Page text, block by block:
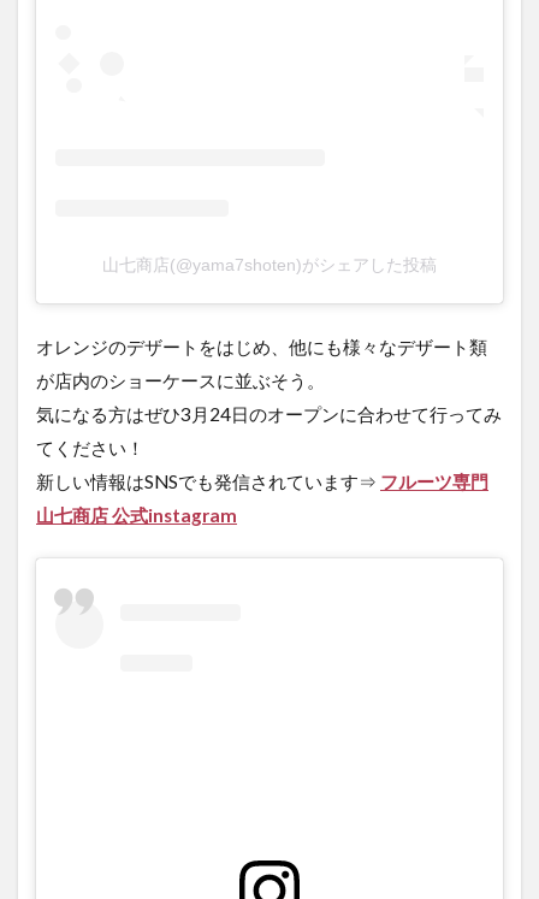
山七商店(@yama7shoten)がシェアした投稿
オレンジのデザートをはじめ、他にも様々なデザート類
が店内のショーケースに並ぶそう。
気になる方はぜひ3月24日のオープンに合わせて行ってみ
てください！
新しい情報はSNSでも発信されています⇒ フルーツ専門
山七商店 公式instagram